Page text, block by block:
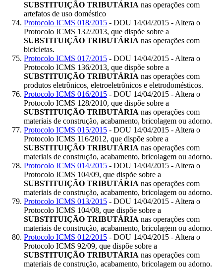
SUBSTITUIÇÃO TRIBUTÁRIA nas operações com
artefatos de uso doméstico
Protocolo ICMS 018/2015 - DOU 14/04/2015 - Altera o
Protocolo ICMS 132/2013, que dispõe sobre a
SUBSTITUIÇÃO TRIBUTÁRIA nas operações com
bicicletas.
Protocolo ICMS 017/2015 - DOU 14/04/2015 - Altera o
Protocolo ICMS 136/2013, que dispõe sobre a
SUBSTITUIÇÃO TRIBUTÁRIA nas operações com
produtos eletrônicos, eletroeletrônicos e eletrodomésticos.
Protocolo ICMS 016/2015 - DOU 14/04/2015 - Altera o
Protocolo ICMS 128/2010, que dispõe sobre a
SUBSTITUIÇÃO TRIBUTÁRIA nas operações com
materiais de construção, acabamento, bricolagem ou adorno.
Protocolo ICMS 015/2015 - DOU 14/04/2015 - Altera o
Protocolo ICMS 116/2012, que dispõe sobre a
SUBSTITUIÇÃO TRIBUTÁRIA nas operações com
materiais de construção, acabamento, bricolagem ou adorno.
Protocolo ICMS 014/2015 - DOU 14/04/2015 - Altera o
Protocolo ICMS 104/09, que dispõe sobre a
SUBSTITUIÇÃO TRIBUTÁRIA nas operações com
materiais de construção, acabamento, bricolagem ou adorno.
Protocolo ICMS 013/2015 - DOU 14/04/2015 - Altera o
Protocolo ICMS 104/08, que dispõe sobre a
SUBSTITUIÇÃO TRIBUTÁRIA nas operações com
materiais de construção, acabamento, bricolagem ou adorno.
Protocolo ICMS 012/2015 - DOU 14/04/2015 - Altera o
Protocolo ICMS 92/09, que dispõe sobre a
SUBSTITUIÇÃO TRIBUTÁRIA nas operações com
materiais de construção, acabamento, bricolagem ou adorno.